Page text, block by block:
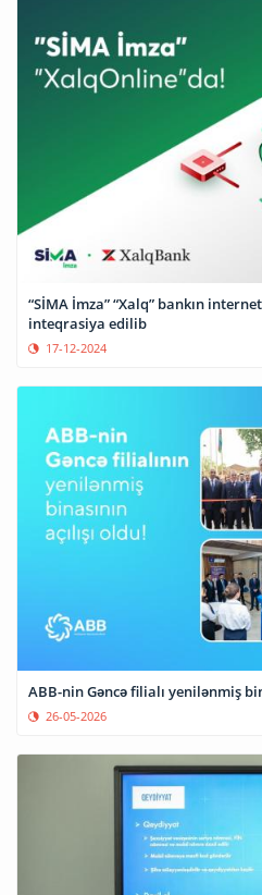
“SİMA İmza” “Xalq” bankın
inteqrasiya edilib
17-12-2024
ABB-nin Gəncə filialı yenilənmiş
26-05-2026